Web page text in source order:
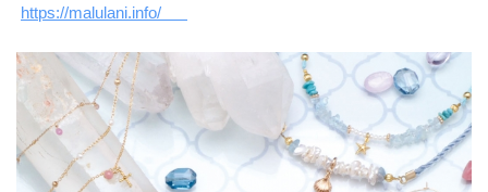
https://malulani.info/